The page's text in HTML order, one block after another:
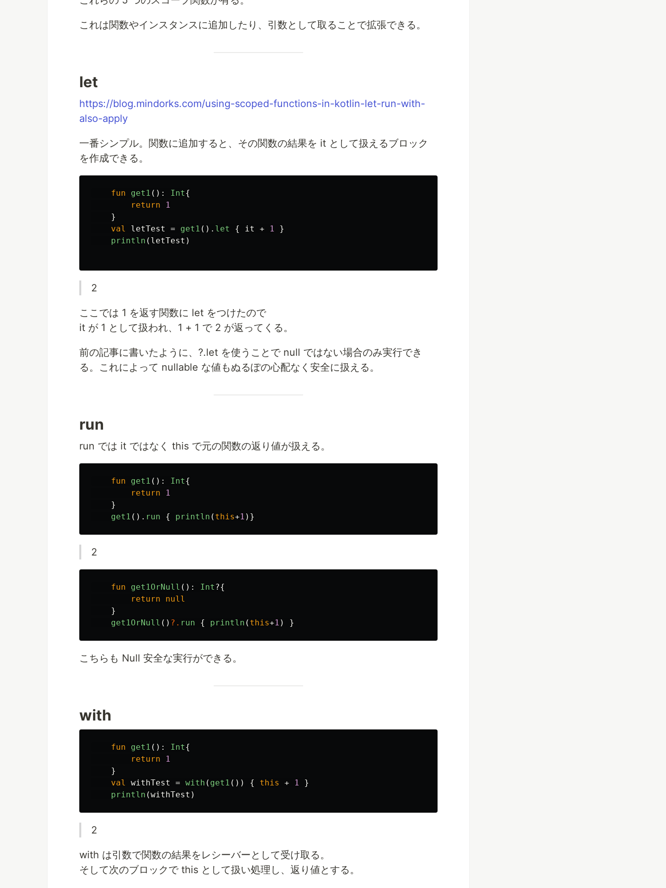
これは関数やインスタンスに追加したり、引数として取ることで拡張できる。
let
https://blog.mindorks.com/using-scoped-functions-in-kotlin-let-run-with-
also-apply
一番シンプル。関数に追加すると、その関数の結果を it として扱えるブロック
を作成できる。
fun get1 (): Int{
return
1
}
val
letTest = get1 (). let { it + 1
}
println ( letTest )
2
ここでは 1 を返す関数に let をつけたので
it が 1 として扱われ、1 + 1 で 2 が返ってくる。
前の記事に書いたように、?.let を使うことで null ではない場合のみ実行でき
る。これによって nullable な値もぬるぽの心配なく安全に扱える。
run
run では it ではなく this で元の関数の返り値が扱える。
fun get1 (): Int{
return
1
}
get1 (). run { println ( this+1 )}
2
fun get1OrNull (): Int ?{
return
null
}
get1OrNull () ?. run { println ( this+1 ) }
こちらも Null 安全な実行ができる。
with
fun get1 (): Int{
return
1
}
val
withTest = with ( get1 ()) { this + 1
}
println (withTest )
2
with は引数で関数の結果をレシーバーとして受け取る。
そして次のブロックで this として扱い処理し、返り値とする。